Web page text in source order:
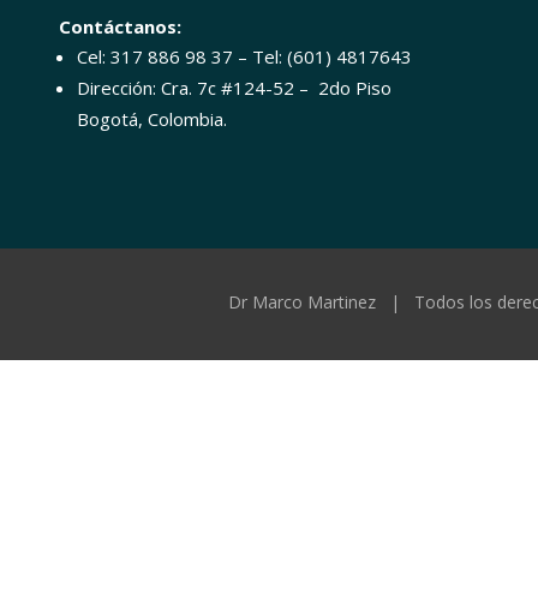
Contáctanos:
Cel: 317 886 98 37 – Tel: (601) 4817643
Dirección: Cra. 7c #124-52 – 2do Piso
Bogotá, Colombia.
Dr Marco Martinez | Todos los